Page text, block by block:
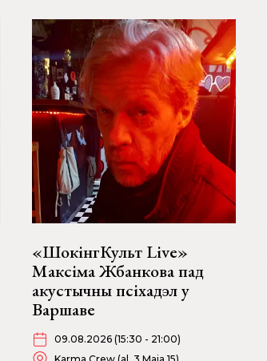
«ШокінгКульт Live»
Максіма Жбанкова пад
акустычны псіхадэл у
Варшаве
09.08.2026 (15:30 - 21:00)